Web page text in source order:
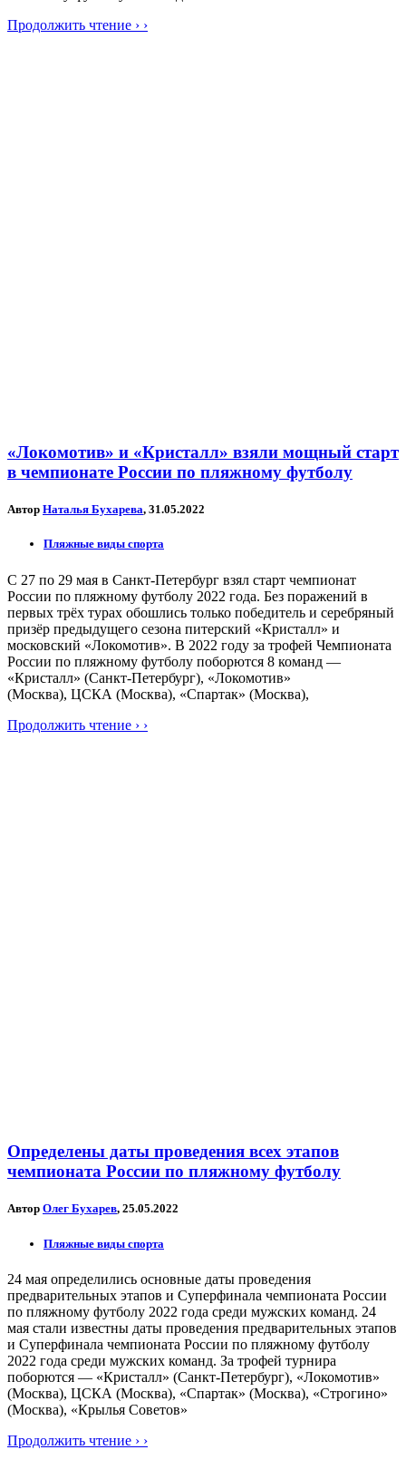
Продолжить чтение › ›
«Локомотив» и «Кристалл» взяли мощный старт
в чемпионате России по пляжному футболу
Автор Наталья Бухарева, 31.05.2022
Пляжные виды спорта
С 27 по 29 мая в Санкт-Петербург взял старт чемпионат
России по пляжному футболу 2022 года. Без поражений в
первых трёх турах обошлись только победитель и серебряный
призёр предыдущего сезона питерский «Кристалл» и
московский «Локомотив». В 2022 году за трофей Чемпионата
России по пляжному футболу поборются 8 команд —
«Кристалл» (Санкт-Петербург), «Локомотив»
(Москва), ЦСКА (Москва), «Спартак» (Москва),
Продолжить чтение › ›
Определены даты проведения всех этапов
чемпионата России по пляжному футболу
Автор Олег Бухарев, 25.05.2022
Пляжные виды спорта
24 мая определились основные даты проведения
предварительных этапов и Суперфинала чемпионата России
по пляжному футболу 2022 года среди мужских команд. 24
мая стали известны даты проведения предварительных этапов
и Суперфинала чемпионата России по пляжному футболу
2022 года среди мужских команд. За трофей турнира
поборются — «Кристалл» (Санкт-Петербург), «Локомотив»
(Москва), ЦСКА (Москва), «Спартак» (Москва), «Строгино»
(Москва), «Крылья Советов»
Продолжить чтение › ›